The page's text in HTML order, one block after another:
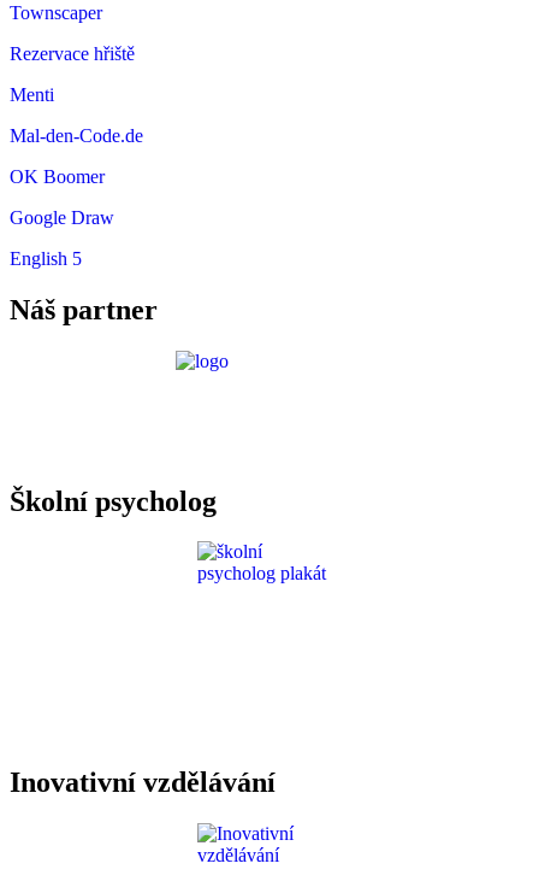
Townscaper
Rezervace hřiště
Menti
Mal-den-Code.de
OK Boomer
Google Draw
English 5
Náš partner
Školní psycholog
Inovativní vzdělávání